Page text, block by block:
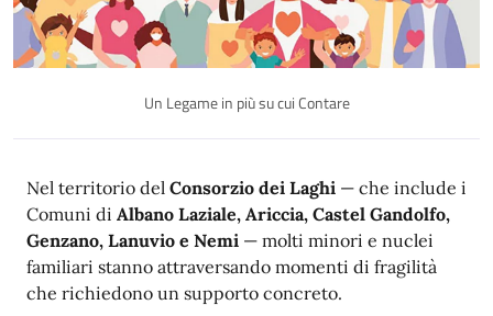
Un Legame in più su cui Contare
Nel territorio del Consorzio dei Laghi — che include i
Comuni di Albano Laziale, Ariccia, Castel Gandolfo,
Genzano, Lanuvio e Nemi — molti minori e nuclei
familiari stanno attraversando momenti di fragilità
che richiedono un supporto concreto.